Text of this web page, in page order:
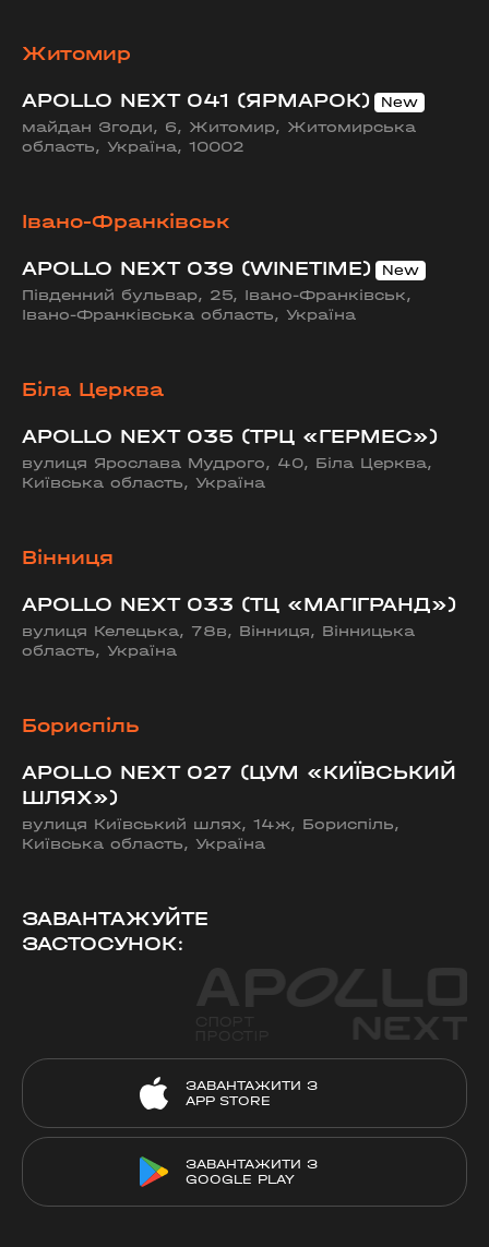
Житомир
APOLLO NEXT 041 (ЯРМАРОК)
майдан Згоди, 6, Житомир, Житомирська
область, Україна, 10002
Івано-Франківськ
APOLLO NEXT 039 (WINETIME)
Південний бульвар, 25, Івано-Франківськ,
Івано-Франківська область, Україна
Біла Церква
APOLLO NEXT 035 (ТРЦ «ГЕРМЕС»)
вулиця Ярослава Мудрого, 40, Біла Церква,
Київська область, Україна
Вінниця
APOLLO NEXT 033 (ТЦ «МАГІГРАНД»)
вулиця Келецька, 78в, Вінниця, Вінницька
область, Україна
Бориспіль
APOLLO NEXT 027 (ЦУМ «КИЇВСЬКИЙ
ШЛЯХ»)
вулиця Київський шлях, 14ж, Бориспіль,
Київська область, Україна
ЗАВАНТАЖУЙТЕ
ЗАСТОСУНОК:
ЗАВАНТАЖИТИ З
APP STORE
ЗАВАНТАЖИТИ З
GOOGLE PLAY